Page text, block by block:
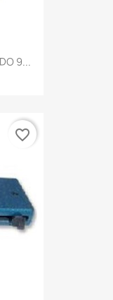
9...
favorite_border